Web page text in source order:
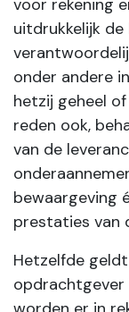
voor rekening
uitdrukkelijk de
onder andere
hetzij geheel
reden ook,
van de
bewaargeving
prestaties van
Hetzelfde
opdrachtgever